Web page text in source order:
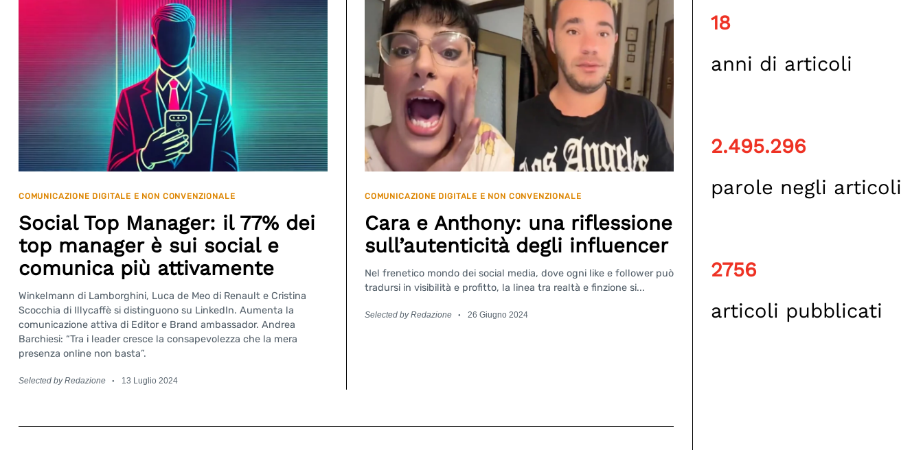
COMUNICAZIONE DIGITALE E NON CONVENZIONALE
Social Top Manager: il 77% dei
top manager è sui social e
comunica più attivamente
Winkelmann di Lamborghini, Luca de Meo di Renault e Cristina
Scocchia di Illycaffè si distinguono su LinkedIn. Aumenta la
comunicazione attiva di Editor e Brand ambassador. Andrea
Barchiesi: “Tra i leader cresce la consapevolezza che la mera
presenza online non basta”.
Selected by Redazione 13 Luglio 2024
COMUNICAZIONE DIGITALE E NON CONVENZIONALE
Cara e Anthony: una riflessione
sull’autenticità degli influencer
Nel frenetico mondo dei social media, dove ogni like e follower può
tradursi in visibilità e profitto, la linea tra realtà e finzione si...
Selected by Redazione 26 Giugno 2024
18
anni di articoli
2.495.296
parole negli articoli
2756
articoli pubblicati